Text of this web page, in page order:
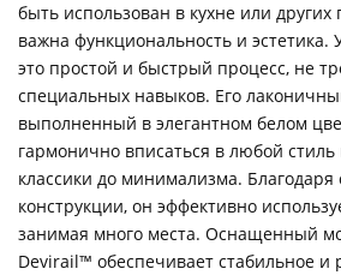
быть использован в кухне или
важна функциональность и эстетика.
это простой и быстрый процесс, не
специальных навыков. Его
выполненный в элегантном белом
гармонично вписаться в любой стиль
классики до минимализма. Благодаря
конструкции, он эффективно
занимая много места. Оснащенный
Devirail™ обеспечивает стабильное и